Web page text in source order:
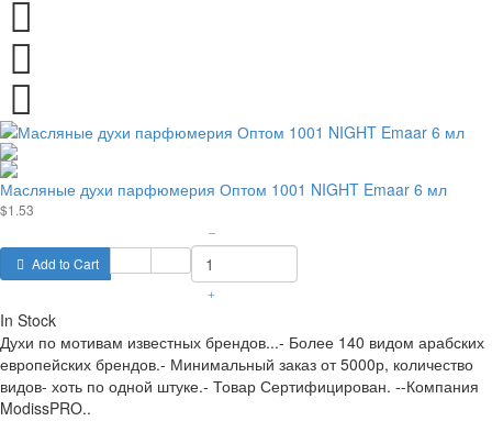
Масляные духи парфюмерия Оптом 1001 NIGHT Emaar 6 мл
$1.53
Add to Cart
–
+
In Stock
Духи по мотивам известных брендов...- Более 140 видом арабских
европейских брендов.- Минимальный заказ от 5000р, количество
видов- хоть по одной штуке.- Товар Сертифицирован. --Компания
ModissPRO..